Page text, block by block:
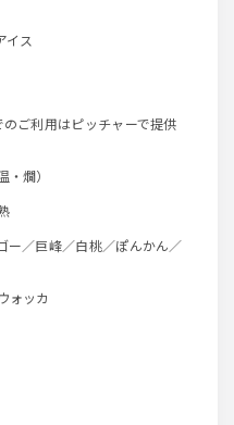
イス
ご利用はピッチャーで提供
燗）
ー／巨峰／白桃／ぽんかん／
ォッカ